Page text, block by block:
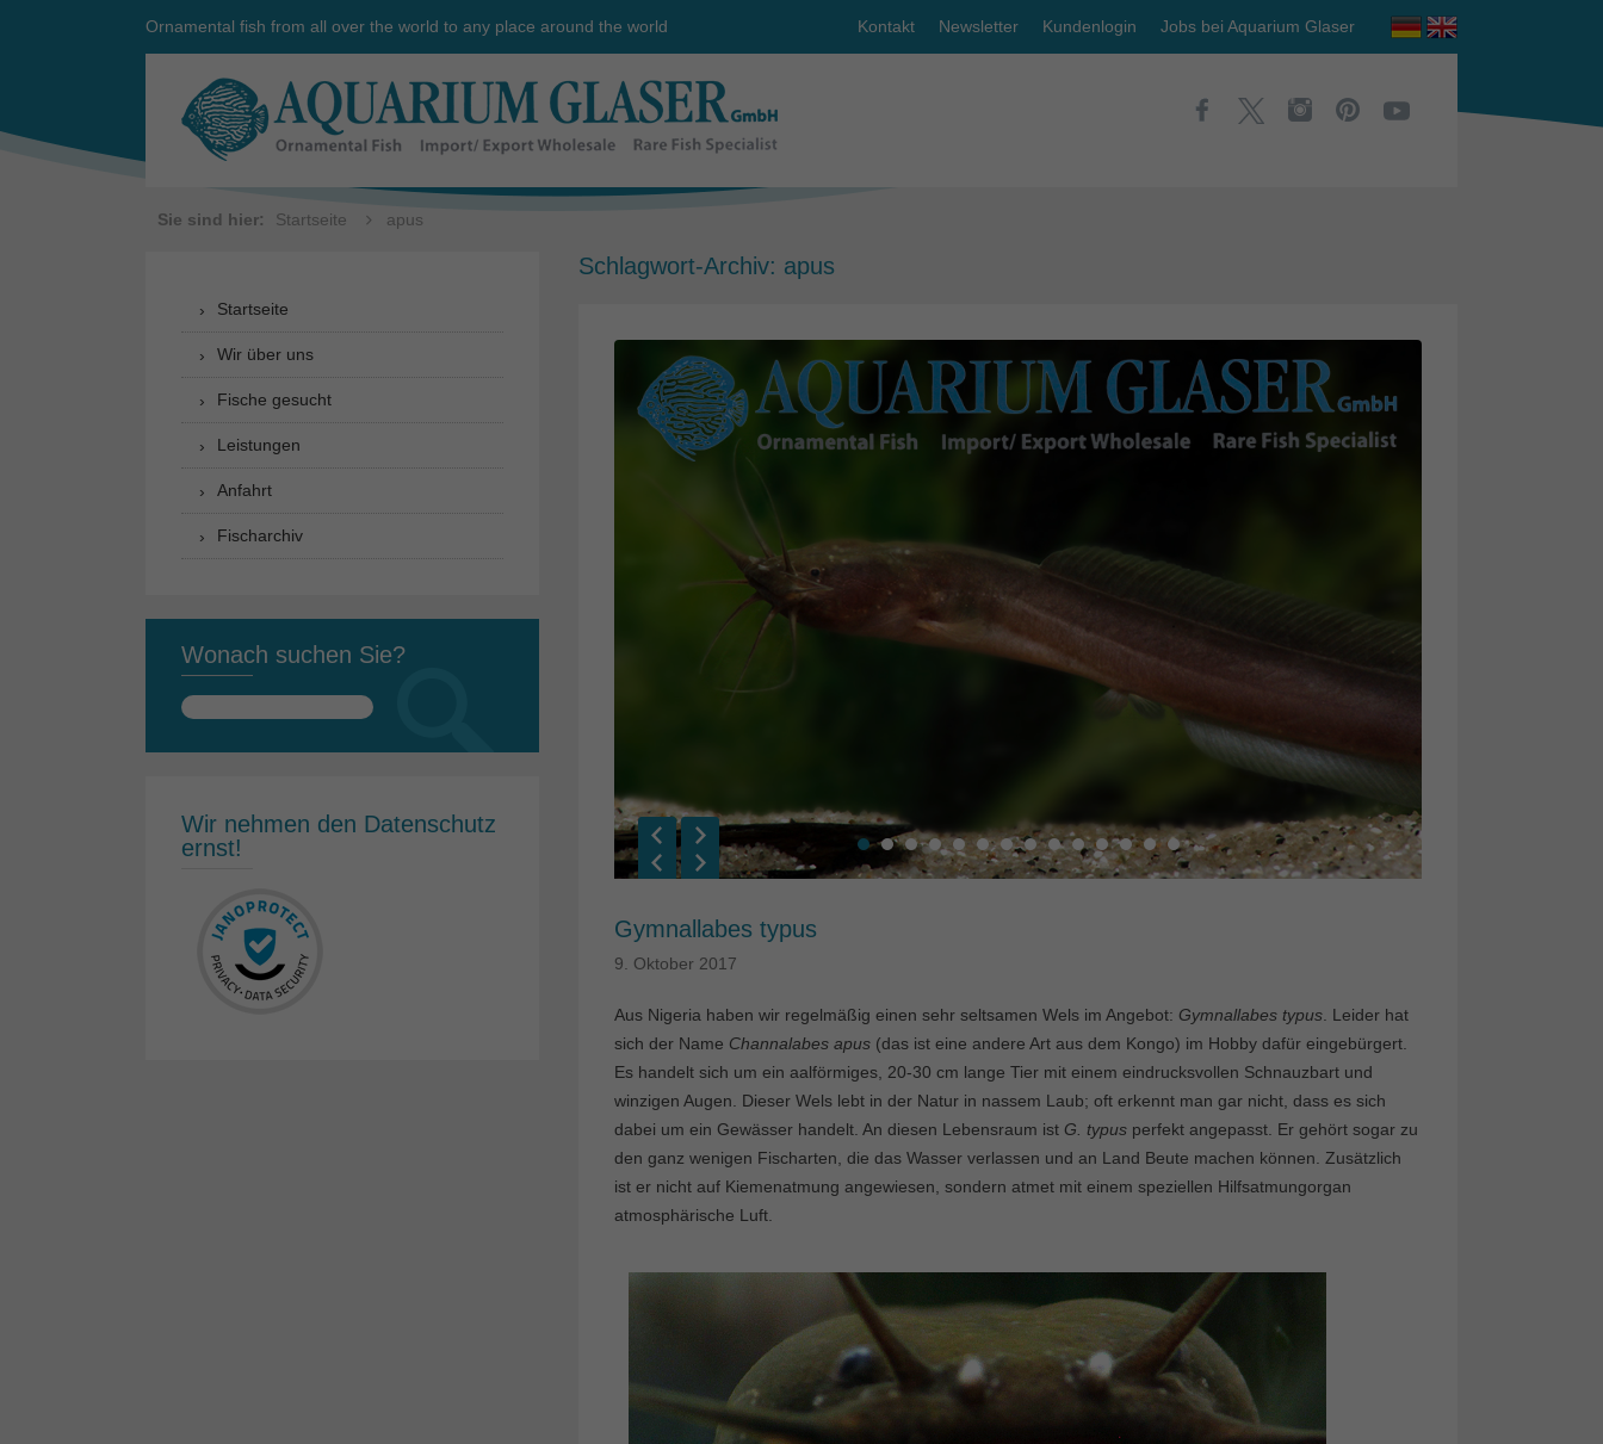
Ornamental fish from all over the world to any place around the world Kontakt Newsletter Kundenlogin Jobs bei Aquarium Glaser
Sie sind hier: Startseite apus
Schlagwort-Archiv: apus
Gymnallabes typus
9. Oktober 2017
Aus Nigeria haben wir regelmäßig einen sehr seltsamen Wels im Angebot: Gymnallabes typus . Leider hat
sich der Name Channalabes apus (das ist eine andere Art aus dem Kongo) im Hobby dafür eingebürgert.
Es handelt sich um ein aalförmiges, 20-30 cm lange Tier mit einem eindrucksvollen Schnauzbart und
winzigen Augen. Dieser Wels lebt in der Natur in nassem Laub; oft erkennt man gar nicht, dass es sich
dabei um ein Gewässer handelt. An diesen Lebensraum ist G. typus perfekt angepasst. Er gehört sogar zu
den ganz wenigen Fischarten, die das Wasser verlassen und an Land Beute machen können. Zusätzlich
ist er nicht auf Kiemenatmung angewiesen, sondern atmet mit einem speziellen Hilfsatmungorgan
atmosphärische Luft.
Startseite
Wir über uns
Fische gesucht
Leistungen
Anfahrt
Fischarchiv
Wonach suchen Sie?
Suchen
Wir nehmen den Datenschutz
ernst!